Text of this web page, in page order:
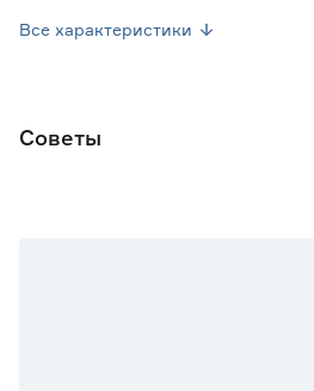
Все характеристики
Советы